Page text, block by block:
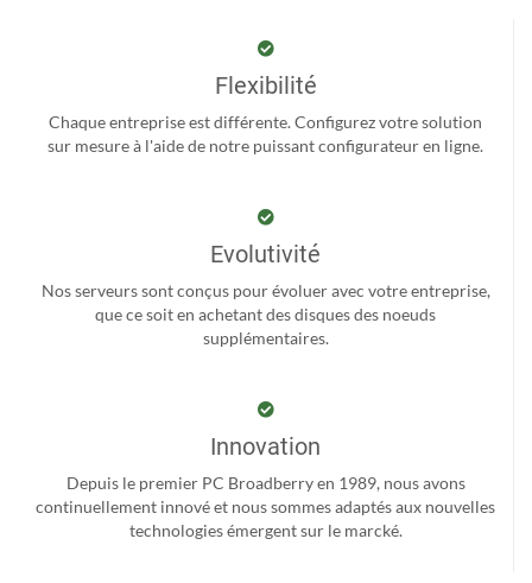
Flexibilité
Chaque entreprise est différente. Configurez votre solution
sur mesure à l'aide de notre puissant configurateur en ligne.
Evolutivité
Nos serveurs sont conçus pour évoluer avec votre entreprise,
que ce soit en achetant des disques des noeuds
supplémentaires.
Innovation
Depuis le premier PC Broadberry en 1989, nous avons
continuellement innové et nous sommes adaptés aux nouvelles
technologies émergent sur le marcké.